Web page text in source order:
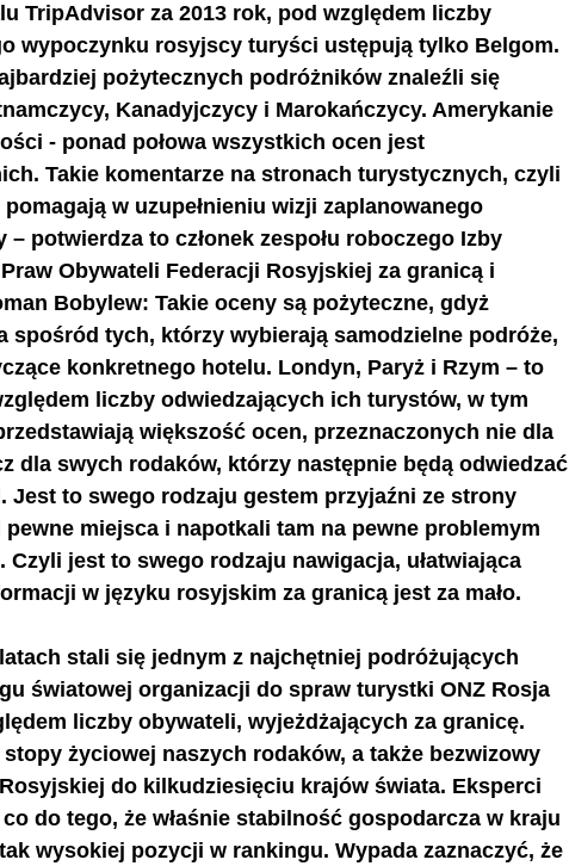
TripAdvisor za 2013 rok, pod względem liczby
wypoczynku rosyjscy turyści ustępują tylko Belgom.
pożytecznych podróżników znaleźli się
Kanadyjczycy i Marokańczycy. Amerykanie
- ponad połowa wszystkich ocen jest
Takie komentarze na stronach turystycznych, czyli
w uzupełnieniu wizji zaplanowanego
– potwierdza to członek zespołu roboczego Izby
Obywateli Federacji Rosyjskiej za granicą i
Bobylew: Takie oceny są pożyteczne, gdyż
spośród tych, którzy wybierają samodzielne podróże,
konkretnego hotelu. Londyn, Paryż i Rzym – to
liczby odwiedzających ich turystów, w tym
większość ocen, przeznaczonych nie dla
dla swych rodaków, którzy następnie będą odwiedzać
Jest to swego rodzaju gestem przyjaźni ze strony
miejsca i napotkali tam na pewne problemym
jest to swego rodzaju nawigacja, ułatwiająca
w języku rosyjskim za granicą jest za mało.
stali się jednym z najchętniej podróżujących
światowej organizacji do spraw turystki ONZ Rosja
liczby obywateli, wyjeżdżających za granicę.
życiowej naszych rodaków, a także bezwizowy
do kilkudziesięciu krajów świata. Eksperci
do tego, że właśnie stabilność gospodarcza w kraju
wysokiej pozycji w rankingu. Wypada zaznaczyć, że